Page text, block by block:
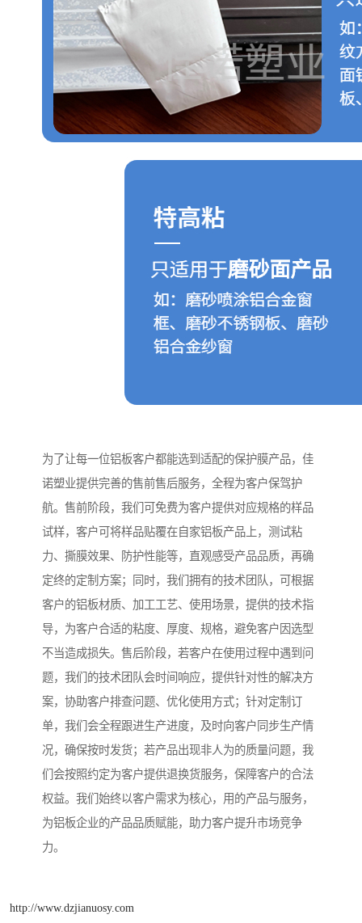
为了让每一位铝板客户都能选到适配的保护膜产品，佳
诺塑业提供完善的售前售后服务，全程为客户保驾护
航。售前阶段，我们可免费为客户提供对应规格的样品
试样，客户可将样品贴覆在自家铝板产品上，测试粘
力、撕膜效果、防护性能等，直观感受产品品质，再确
定终的定制方案；同时，我们拥有的技术团队，可根据
客户的铝板材质、加工工艺、使用场景，提供的技术指
导，为客户合适的粘度、厚度、规格，避免客户因选型
不当造成损失。售后阶段，若客户在使用过程中遇到问
题，我们的技术团队会时间响应，提供针对性的解决方
案，协助客户排查问题、优化使用方式；针对定制订
单，我们会全程跟进生产进度，及时向客户同步生产情
况，确保按时发货；若产品出现非人为的质量问题，我
们会按照约定为客户提供退换货服务，保障客户的合法
权益。我们始终以客户需求为核心，用的产品与服务，
为铝板企业的产品品质赋能，助力客户提升市场竞争
力。
http://www.dzjianuosy.com